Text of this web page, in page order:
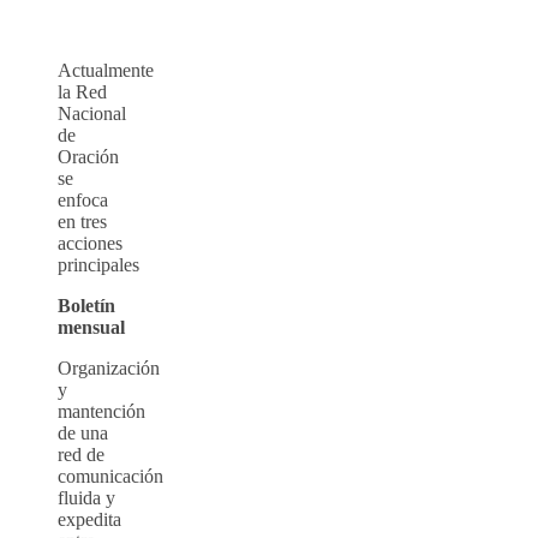
Actualmente
la Red
Nacional
de
Oración
se
enfoca
en tres
acciones
principales
Boletín
mensual
Organización
y
mantención
de una
red de
comunicación
fluida y
expedita